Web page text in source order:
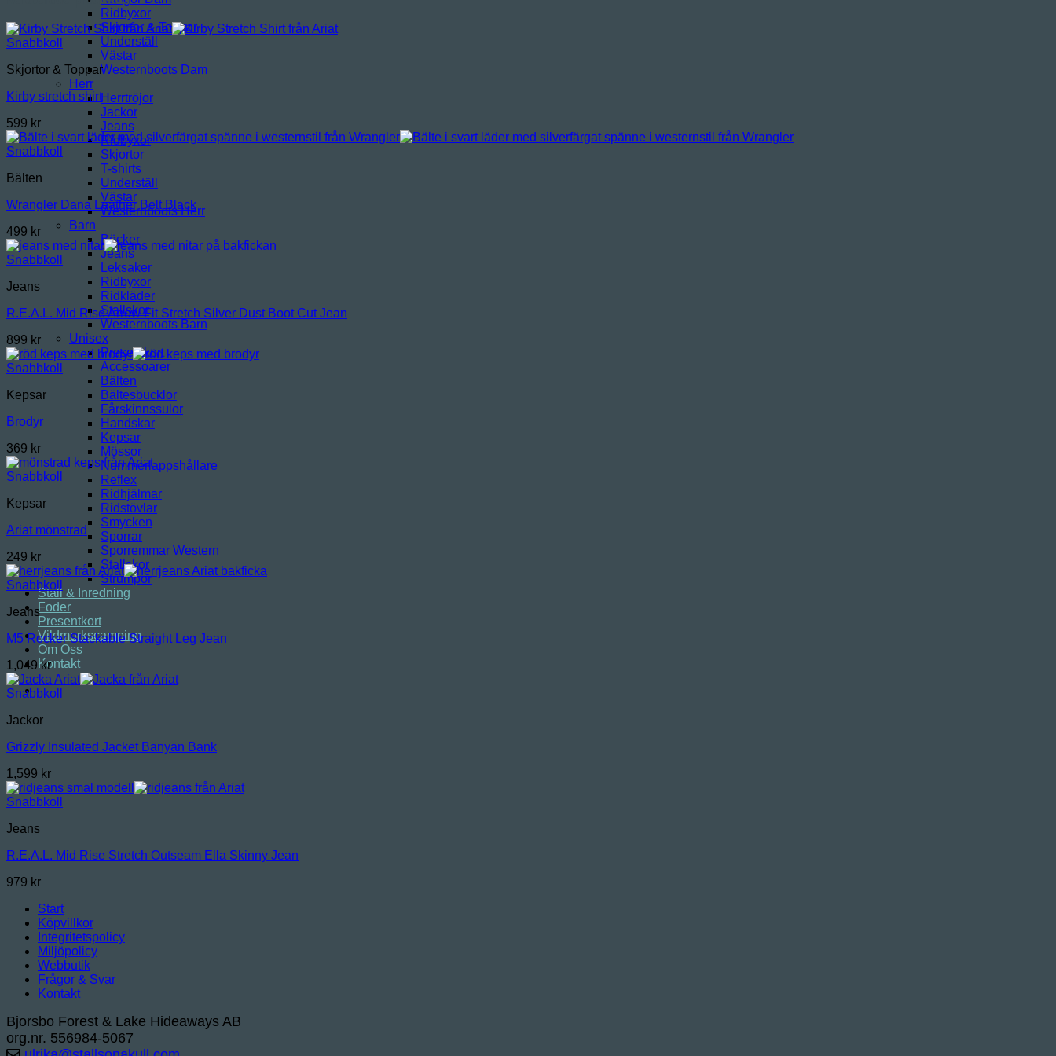
Ridbyxor
Skjortor & Toppar
Underställ
Västar
Westernboots Dam
Herr
Herrtröjor
Jackor
Jeans
Ridbyxor
Skjortor
T-shirts
Underställ
Västar
Westernboots Herr
Barn
Böcker
Jeans
Leksaker
Ridbyxor
Ridkläder
Stallskor
Westernboots Barn
Unisex
Presentkort
Accessoarer
Bälten
Bältesbucklor
Fårskinnssulor
Handskar
Kepsar
Mössor
Nummerlappshållare
Reflex
Ridhjälmar
Ridstövlar
Smycken
Sporrar
Sporremmar Western
Stallskor
Strumpor
Stall & Inredning
Foder
Presentkort
Vildmarkscamping
Om Oss
Kontakt
Snabbkoll
Skjortor & Toppar
Kirby stretch shirt
599 kr
Snabbkoll
Bälten
Wrangler Dana Leather Belt Black
499 kr
Snabbkoll
Jeans
R.E.A.L. Mid Rise Arrow Fit Stretch Silver Dust Boot Cut Jean
899 kr
Snabbkoll
Kepsar
Brodyr
369 kr
Snabbkoll
Kepsar
Ariat mönstrad
249 kr
Snabbkoll
Jeans
M5 Rocker Stackable Straight Leg Jean
1,049kr
Snabbkoll
Jackor
Grizzly Insulated Jacket Banyan Bank
1,599 kr
Snabbkoll
Jeans
R.E.A.L. Mid Rise Stretch Outseam Ella Skinny Jean
979 kr
Start
Köpvillkor
Integritetspolicy
Miljöpolicy
Webbutik
Frågor & Svar
Kontakt
Bjorsbo Forest & Lake Hideaways AB
org.nr. 556984-5067